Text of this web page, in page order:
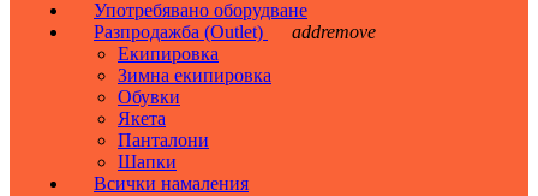
Употребявано оборудване
Разпродажба (Outlet)
addremove
Екипировка
Зимна екипировка
Обувки
Якета
Панталони
Шапки
Всички намаления